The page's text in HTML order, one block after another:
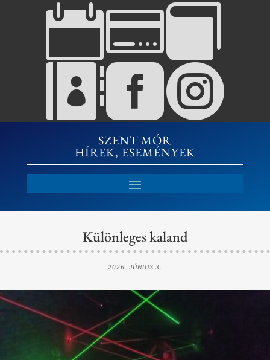


SZENT MÓR
HÍREK, ESEMÉNYEK
Különleges kaland
2026. JÚNIUS 3.